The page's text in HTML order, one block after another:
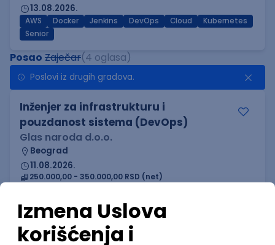
13.08.2026.
AWS Docker Jenkins DevOps Cloud
Kubernetes
Senior
Posao Zaječar(4 oglasa)
Poslovi iz drugih gradova.
Inženjer za infrastrukturu i
pouzdanost sistema (DevOps)
Glas naroda d.o.o.
Beograd
11.08.2026.
250.000,00 - 350.000,00 RSD (net)
DevOps Engineer
IGT D&B d.o.o.